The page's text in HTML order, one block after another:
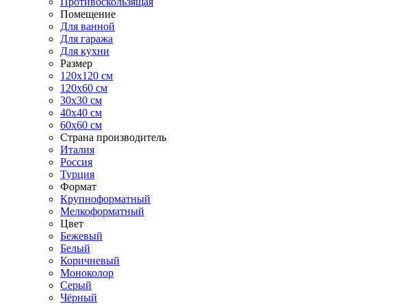
Помещение
Для ванной
Для гаража
Для кухни
Размер
120x120 см
120x60 см
30x30 см
40x40 см
60x60 см
Страна производитель
Италия
Россия
Турция
Формат
Крупноформатный
Мелкоформатный
Цвет
Бежевый
Белый
Коричневый
Моноколор
Серый
Чёрный